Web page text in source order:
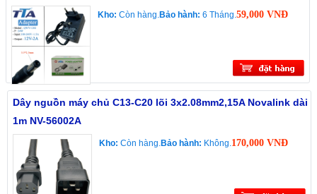
Kho: Còn hàng. Bảo hành: 6 Tháng. 59,000 VNĐ
Dây nguồn máy chủ C13-C20 lõi 3x2.08mm2,15A Novalink dài
1m NV-56002A
Kho: Còn hàng. Bảo hành: Không. 170,000 VNĐ